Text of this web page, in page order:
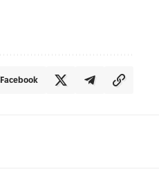
Facebook